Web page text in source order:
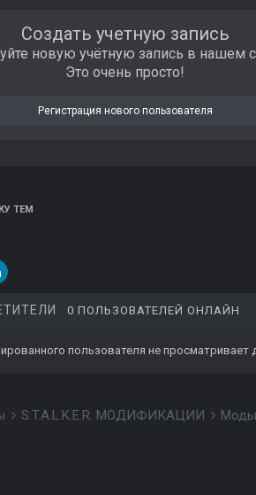
Создать учетную запись
новую учётную запись в нашем
Это очень просто!
Регистрация нового пользователя
ТЕМ
0 ПОЛЬЗОВАТЕЛЕЙ ОНЛАЙН
пользователя не просматривает
S.T.A.L.K.E.R. МОДИФИКАЦИИ